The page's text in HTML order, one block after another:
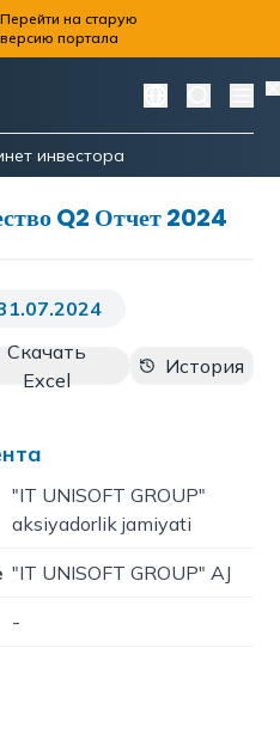
Перейти на старую
версию портала
инвестора
Q2 Отчет 2024
Скачать
Excel
История
"IT UNISOFT GROUP"
aksiyadorlik jamiyati
"IT UNISOFT GROUP" AJ
-